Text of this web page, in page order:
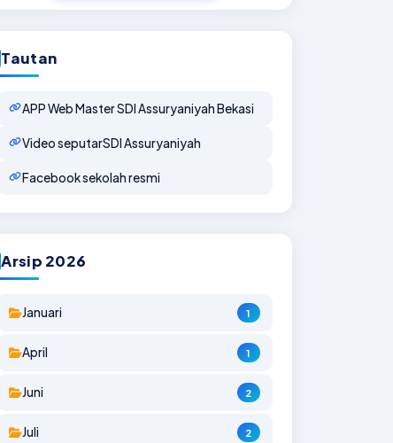
Tautan
APP Web Master SDI Assuryaniyah Bekasi
Video seputarSDI Assuryaniyah
Facebook sekolah resmi
Arsip 2026
Januari 1
April 1
Juni 2
Juli 2